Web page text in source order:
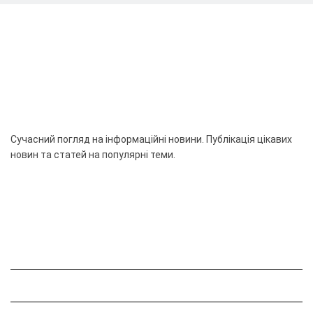
Сучасний погляд на інформаційні новини. Публікація цікавих
новин та статей на популярні теми.